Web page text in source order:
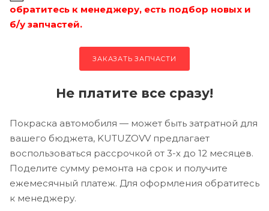
обратитесь к менеджеру, есть подбор новых и
б/у запчастей.
ЗАКАЗАТЬ ЗАПЧАСТИ
Не платите все сразу!
Покраска автомобиля — может быть затратной для
вашего бюджета, KUTUZOVV предлагает
воспользоваться рассрочкой от 3-х до 12 месяцев.
Поделите сумму ремонта на срок и получите
ежемесячный платеж. Для оформления обратитесь
к менеджеру.